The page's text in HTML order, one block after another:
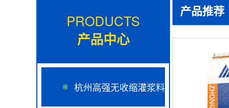
PRODUCTS
产品中心
杭州高强无收缩灌浆料
产品推荐